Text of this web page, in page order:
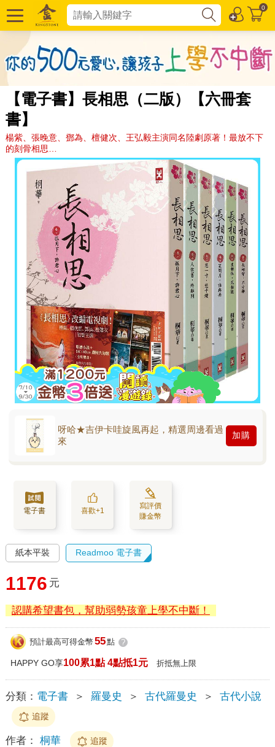
0
【電子書】長相思（二版）【六冊套
書】
楊紫、張晚意、鄧為、檀健次、王弘毅主演同名陸劇原著！最放不下
的刻骨相思…
呀哈★吉伊卡哇旋風再起，精選周邊看過
來
加購
電子書 喜歡+1
寫評價
賺金幣
紙本平裝 Readmoo 電子書
1176 元
認購希望書包，幫助弱勢孩童上學不中斷！
預計最高可得金幣 55點 ?
HAPPY GO享100累1點 4點抵1元 折抵無上限
分類： 電子書 ＞ 羅曼史 ＞ 古代羅曼史 ＞ 古代小說
追蹤
作者： 桐華 追蹤